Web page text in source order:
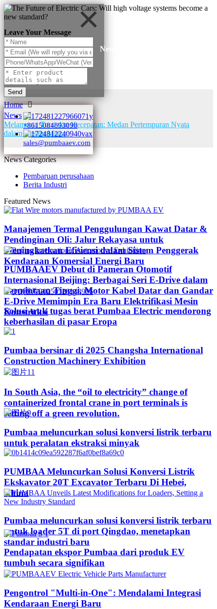
Leave Your Message
Send
+8615084893098
sales@pumbaaev.com
News
Home
News
Melampaui Torsi dan Kecepatan: Medan Pertempuran Nyata
dalam Desain Motor
News Categories
Pembaruan perusahaan
Berita Industri
Featured News
Manajemen Termal Penggulungan Kawat Datar &
Pendinginan Oli: Jalur Rekayasa untuk
Meningkatkan Efisiensi dalam Sistem Penggerak
Kendaraan Komersial Energi Baru
PUMBAAEV Debut di Pameran Otomotif
Internasional Beijing: Berbagai Seri E-Drive dalam
Permintaan Tinggi, Motor Kabel Datar dan Gandar
E-Drive Memimpin Era Baru Elektrifikasi Mesin
Konstruksi
Solusi truk tugas berat Pumbaa Electric mendorong
keberhasilan di pasar Eropa
Pumbaa bersinar di 2025 Changsha International
Construction Machinery Exhibition
In South Asia, the “oil to electricity” change of
containerized frontal crane in port terminals is
setting off a green revolution.
Pumbaa meluncurkan solusi konversi listrik terbaru
untuk peralatan ekstraksi minyak
PUMBAA Meluncurkan Solusi Konversi Listrik
Ekskavator 20T Excavator Terbaru Di Hebei,
China
Pumbaa meluncurkan solusi konversi listrik terbaru
untuk loader 5T di port Qingdao, menetapkan
standar industri baru
Pendapatan ekspor Pumbaa dari produk EV
tumbuh secara signifikan
Pengontrol "Multi-in-One": Mendalami Integrasi
Kendaraan Energi Baru